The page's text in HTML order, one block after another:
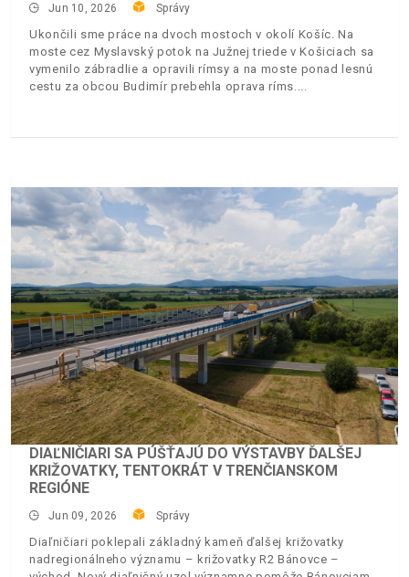
Jun 10, 2026 Správy
Ukončili sme práce na dvoch mostoch v okolí Košíc. Na
moste cez Myslavský potok na Južnej triede v Košiciach sa
vymenilo zábradlie a opravili rímsy a na moste ponad lesnú
cestu za obcou Budimír prebehla oprava ríms.
DIAĽNIČIARI SA PÚŠŤAJÚ DO VÝSTAVBY ĎALŠEJ
KRIŽOVATKY, TENTOKRÁT V TRENČIANSKOM
REGIÓNE
Jun 09, 2026 Správy
Diaľničiari poklepali základný kameň ďalšej križovatky
nadregionálneho významu – križovatky R2 Bánovce –